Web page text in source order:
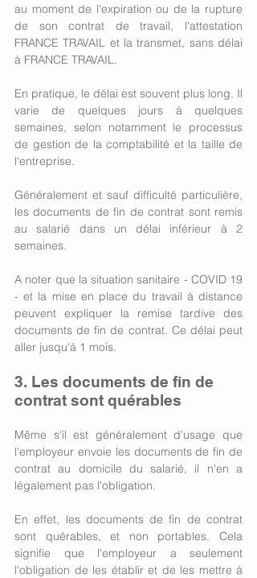
au moment de l'expiration ou de la rupture
de son contrat de travail, l'attestation
FRANCE TRAVAIL et la transmet, sans délai
à FRANCE TRAVAIL.
En pratique, le délai est souvent plus long. Il
varie de quelques jours à quelques
semaines, selon notamment le processus
de gestion de la comptabilité et la taille de
l'entreprise.
Généralement et sauf difficulté particulière,
les documents de fin de contrat sont remis
au salarié dans un délai inférieur à 2
semaines.
A noter que la situation sanitaire - COVID 19
- et la mise en place du travail à distance
peuvent expliquer la remise tardive des
documents de fin de contrat. Ce délai peut
aller jusqu'à 1 mois.
3. Les documents de fin de
contrat sont quérables
Même s'il est généralement d'usage que
l'employeur envoie les documents de fin de
contrat au domicile du salarié, il n'en a
légalement pas l'obligation.
En effet, les documents de fin de contrat
sont quérables, et non portables. Cela
signifie que l'employeur a seulement
l'obligation de les établir et de les mettre à